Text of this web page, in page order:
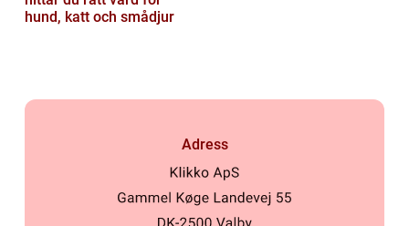
hund, katt och smådjur
Adress